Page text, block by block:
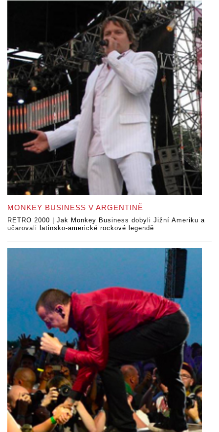
MONKEY BUSINESS V ARGENTINĚ
RETRO 2000 | Jak Monkey Business dobyli Jižní Ameriku a
učarovali latinsko-americké rockové legendě